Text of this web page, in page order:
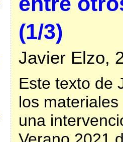
(1/3)
Javier Elzo,
Este texto de
los
una